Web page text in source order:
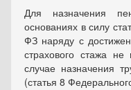
Для назначения
основаниях в силу
ФЗ наряду с
страхового стажа
случае назначения
(статья 8